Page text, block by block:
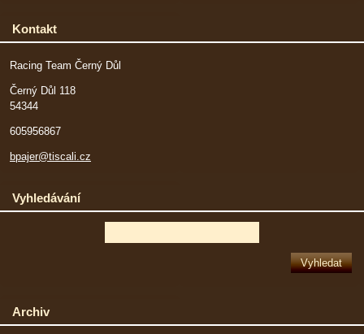
Kontakt
Racing Team Černý Důl
Černý Důl 118
54344
605956867
bpajer@tiscali.cz
Vyhledávání
Archiv